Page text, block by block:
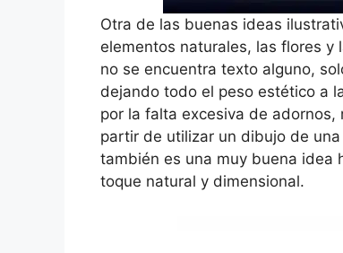
Otra de las buenas ideas
elementos naturales, las flores y
no se encuentra texto alguno,
dejando todo el peso estético a
por la falta excesiva de adornos,
partir de utilizar un dibujo de
también es una muy buena idea
toque natural y dimensional.